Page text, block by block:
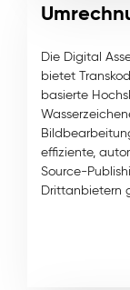
Die Digital
bietet
basierte
effiziente,
Source-
Drittanbietern